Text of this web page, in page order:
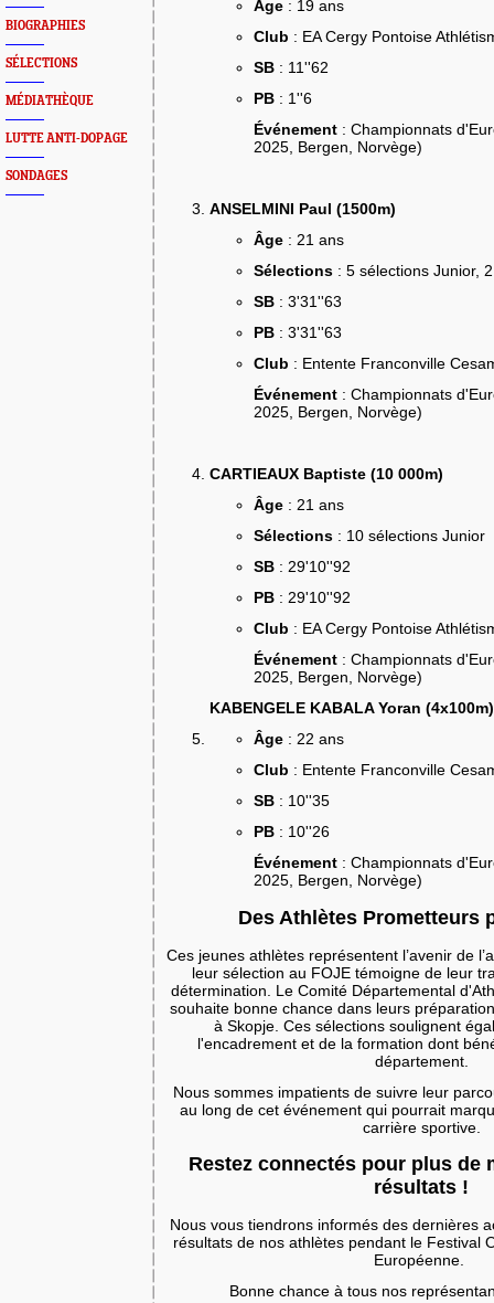
BIOGRAPHIES
SÉLECTIONS
MÉDIATHÈQUE
LUTTE ANTI-DOPAGE
SONDAGES
Âge : 19 ans
Club : EA Cergy Pontoise
SB : 11''62
PB : 1''6
Événement : Championnats
2025, Bergen, Norvège)
ANSELMINI Paul (1500m)
Âge : 21 ans
Sélections : 5 sélections Junior,
SB : 3'31''63
PB : 3'31''63
Club : Entente Franconville
Événement : Championnats
2025, Bergen, Norvège)
CARTIEAUX Baptiste (10 000m)
Âge : 21 ans
Sélections : 10 sélections Junior
SB : 29'10''92
PB : 29'10''92
Club : EA Cergy Pontoise
Événement : Championnats
2025, Bergen, Norvège)
KABENGELE KABALA Yoran (4x100m)
Âge : 22 ans
Club : Entente Franconville
SB : 10''35
PB : 10''26
Événement : Championnats
2025, Bergen, Norvège)
Des Athlètes Prometteurs
Ces jeunes athlètes représentent l’avenir de
leur sélection au FOJE témoigne de leur
détermination. Le Comité Départemental
souhaite bonne chance dans leurs
à Skopje. Ces sélections soulignent
l'encadrement et de la formation dont
département.
Nous sommes impatients de suivre leur
au long de cet événement qui pourrait
carrière sportive.
Restez connectés pour plus de
résultats !
Nous vous tiendrons informés des dernières
résultats de nos athlètes pendant le Festival
Européenne.
Bonne chance à tous nos